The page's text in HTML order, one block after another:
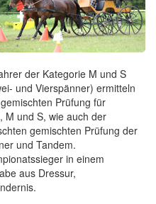
der Kategorie M und S
und Vierspänner) ermitteln
Prüfung für
M und S, wie auch der
gemischten Prüfung der
und Tandem.
in einem
aus Dressur,